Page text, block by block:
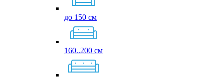
до 150 см
160..200 см